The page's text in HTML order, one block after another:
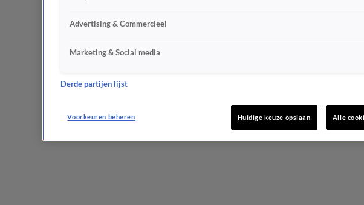
Advertising & Commercieel
Marketing & Social media
Derde partijen lijst
Voorkeuren beheren Huidige keuze opslaan Alle